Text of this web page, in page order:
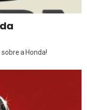
a Honda!